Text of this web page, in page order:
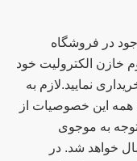
در فروشگاه
خازن الکترولیت خود
نمایید.لازم به
این خصوصیات از
به موجوی
خواهد شد. در